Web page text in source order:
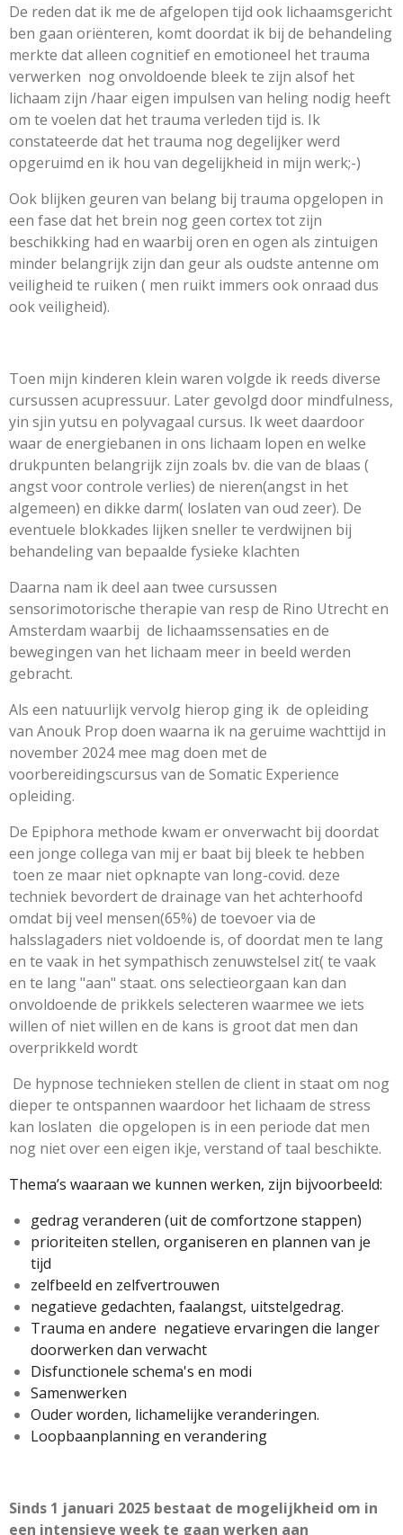
De reden dat ik me de afgelopen tijd ook lichaamsgericht
ben gaan oriënteren, komt doordat ik bij de behandeling
merkte dat alleen cognitief en emotioneel het trauma
verwerken nog onvoldoende bleek te zijn alsof het
lichaam zijn /haar eigen impulsen van heling nodig heeft
om te voelen dat het trauma verleden tijd is. Ik
constateerde dat het trauma nog degelijker werd
opgeruimd en ik hou van degelijkheid in mijn werk;-)
Ook blijken geuren van belang bij trauma opgelopen in
een fase dat het brein nog geen cortex tot zijn
beschikking had en waarbij oren en ogen als zintuigen
minder belangrijk zijn dan geur als oudste antenne om
veiligheid te ruiken ( men ruikt immers ook onraad dus
ook veiligheid).
Toen mijn kinderen klein waren volgde ik reeds diverse
cursussen acupressuur. Later gevolgd door mindfulness,
yin sjin yutsu en polyvagaal cursus. Ik weet daardoor
waar de energiebanen in ons lichaam lopen en welke
drukpunten belangrijk zijn zoals bv. die van de blaas (
angst voor controle verlies) de nieren(angst in het
algemeen) en dikke darm( loslaten van oud zeer). De
eventuele blokkades lijken sneller te verdwijnen bij
behandeling van bepaalde fysieke klachten
Daarna nam ik deel aan twee cursussen
sensorimotorische therapie van resp de Rino Utrecht en
Amsterdam waarbij de lichaamssensaties en de
bewegingen van het lichaam meer in beeld werden
gebracht.
Als een natuurlijk vervolg hierop ging ik de opleiding
van Anouk Prop doen waarna ik na geruime wachttijd in
november 2024 mee mag doen met de
voorbereidingscursus van de Somatic Experience
opleiding.
De Epiphora methode kwam er onverwacht bij doordat
een jonge collega van mij er baat bij bleek te hebben
toen ze maar niet opknapte van long-covid. deze
techniek bevordert de drainage van het achterhoofd
omdat bij veel mensen(65%) de toevoer via de
halsslagaders niet voldoende is, of doordat men te lang
en te vaak in het sympathisch zenuwstelsel zit( te vaak
en te lang "aan" staat. ons selectieorgaan kan dan
onvoldoende de prikkels selecteren waarmee we iets
willen of niet willen en de kans is groot dat men dan
overprikkeld wordt
De hypnose technieken stellen de client in staat om nog
dieper te ontspannen waardoor het lichaam de stress
kan loslaten die opgelopen is in een periode dat men
nog niet over een eigen ikje, verstand of taal beschikte.
Thema’s waaraan we kunnen werken, zijn bijvoorbeeld:
gedrag veranderen (uit de comfortzone stappen)
prioriteiten stellen, organiseren en plannen van je
tijd
zelfbeeld en zelfvertrouwen
negatieve gedachten, faalangst, uitstelgedrag.
Trauma en andere negatieve ervaringen die langer
doorwerken dan verwacht
Disfunctionele schema's en modi
Samenwerken
Ouder worden, lichamelijke veranderingen.
Loopbaanplanning en verandering
Sinds 1 januari 2025 bestaat de mogelijkheid om in
een intensieve week te gaan werken aan